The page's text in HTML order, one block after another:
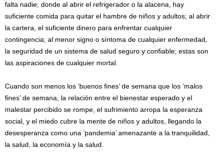
falta nadie; donde al abrir el refrigerador o la alacena, hay
suficiente comida para quitar el hambre de niños y adultos; al abrir
la cartera, el suficiente dinero para enfrentar cualquier
contingencia; al menor signo o síntoma de cualquier enfermedad,
la seguridad de un sistema de salud seguro y confiable; estas son
las aspiraciones de cualquier mortal.
Cuando son menos los ‘buenos fines’ de semana que los ‘malos
fines’ de semana, la relación entre el bienestar esperado y el
malestar percibido se rompe, el sufrimiento arropa la esperanza
social, y el miedo cubre la mente de niños y adultos, llegando la
desesperanza como una ‘pandemia’ amenazante a la tranquilidad,
la salud, la economía y la salud.